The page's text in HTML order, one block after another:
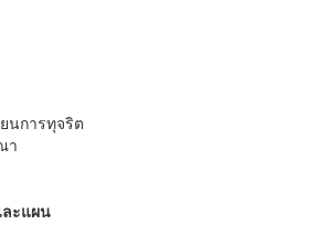
นการทุจริต
า
ละแผน